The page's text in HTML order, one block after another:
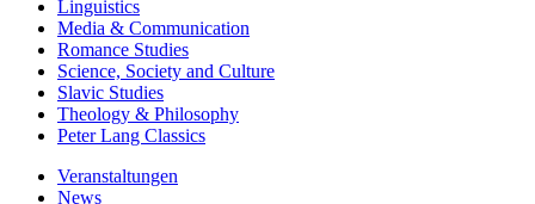
Linguistics
Media & Communication
Romance Studies
Science, Society and Culture
Slavic Studies
Theology & Philosophy
Peter Lang Classics
Veranstaltungen
News